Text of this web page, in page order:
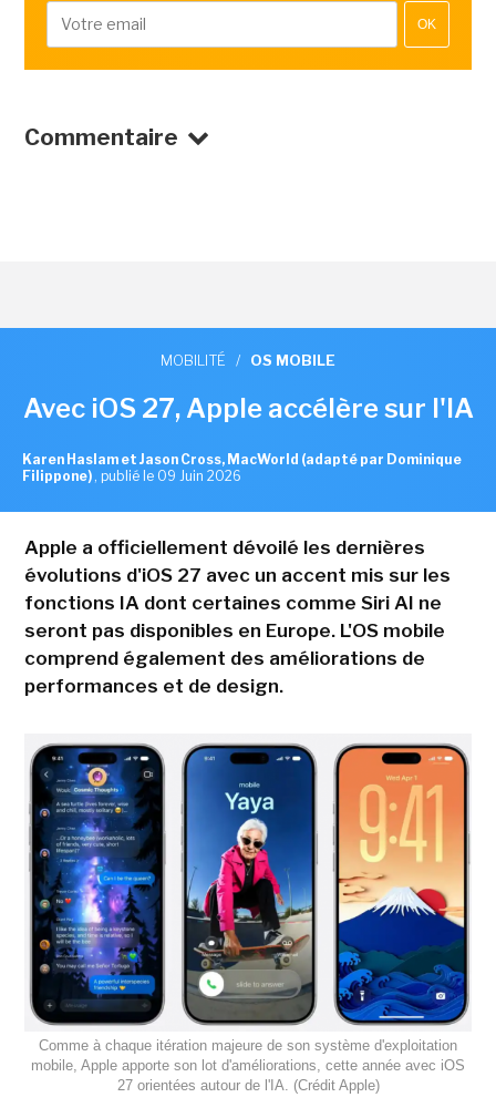
OK
Commentaire
MOBILITÉ / OS MOBILE
Avec iOS 27, Apple accélère sur l'IA
Karen Haslam et Jason Cross, MacWorld (adapté par Dominique
Filippone) , publié le 09 Juin 2026
Apple a officiellement dévoilé les dernières
évolutions d'iOS 27 avec un accent mis sur les
fonctions IA dont certaines comme Siri AI ne
seront pas disponibles en Europe. L'OS mobile
comprend également des améliorations de
performances et de design.
Comme à chaque itération majeure de son système d'exploitation
mobile, Apple apporte son lot d'améliorations, cette année avec iOS
27 orientées autour de l'IA. (Crédit Apple)